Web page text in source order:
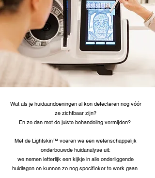
Wat als je huidaandoeningen al kon detecteren nog vóór
ze zichtbaar zijn?
En ze dan met de juiste behandeling vermijden?
Met de Lightskin™ voeren we een wetenschappelijk
onderbouwde huidanalyse uit:
we nemen letterlijk een kijkje in alle onderliggende
huidlagen en kunnen zo nog specifieker te werk gaan.